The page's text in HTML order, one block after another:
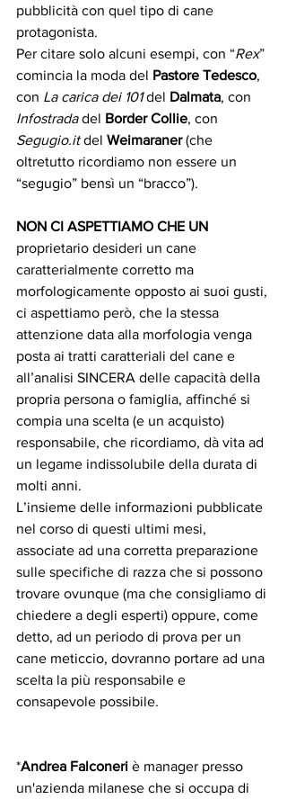
pubblicità con quel tipo di cane
protagonista.
Per citare solo alcuni esempi, con “Rex”
comincia la moda del Pastore Tedesco,
con La carica dei 101 del Dalmata, con
Infostrada del Border Collie, con
Segugio.it del Weimaraner (che
oltretutto ricordiamo non essere un
“segugio” bensì un “bracco”).
NON CI ASPETTIAMO CHE UN
proprietario desideri un cane
caratterialmente corretto ma
morfologicamente opposto ai suoi gusti,
ci aspettiamo però, che la stessa
attenzione data alla morfologia venga
posta ai tratti caratteriali del cane e
all’analisi SINCERA delle capacità della
propria persona o famiglia, affinché si
compia una scelta (e un acquisto)
responsabile, che ricordiamo, dà vita ad
un legame indissolubile della durata di
molti anni.
L’insieme delle informazioni pubblicate
nel corso di questi ultimi mesi,
associate ad una corretta preparazione
sulle specifiche di razza che si possono
trovare ovunque (ma che consigliamo di
chiedere a degli esperti) oppure, come
detto, ad un periodo di prova per un
cane meticcio, dovranno portare ad una
scelta la più responsabile e
consapevole possibile.
*Andrea Falconeri è manager presso
un'azienda milanese che si occupa di